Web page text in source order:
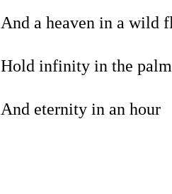
And a heaven in a wild
Hold infinity in the
And eternity in an hour